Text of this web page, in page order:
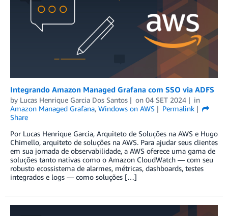
Integrando Amazon Managed Grafana com SSO via ADFS
by Lucas Henrique Garcia Dos Santos on 04 SET 2024
in
Amazon Managed Grafana, Windows on AWS
Permalink
Share
Por Lucas Henrique Garcia, Arquiteto de Soluções na AWS e Hugo
Chimello, arquiteto de soluções na AWS. Para ajudar seus clientes
em sua jornada de observabilidade, a AWS oferece uma gama de
soluções tanto nativas como o Amazon CloudWatch — com seu
robusto ecossistema de alarmes, métricas, dashboards, testes
integrados e logs — como soluções […]